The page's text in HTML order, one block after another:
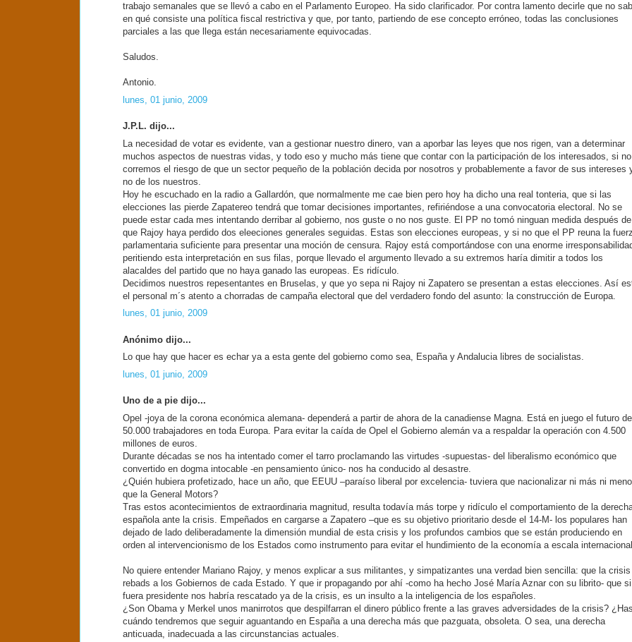
trabajo semanales que se llevó a cabo en el Parlamento Europeo. Ha sido clarificador. Por contra lamento decirle que no
en qué consiste una política fiscal restrictiva y que, por tanto, partiendo de ese concepto erróneo, todas las conclusiones
parciales a las que llega están necesariamente equivocadas.
Saludos.
Antonio.
lunes, 01 junio, 2009
J.P.L. dijo...
La necesidad de votar es evidente, van a gestionar nuestro dinero, van a aporbar las leyes que nos rigen, van a determinar
muchos aspectos de nuestras vidas, y todo eso y mucho más tiene que contar con la participación de los interesados, si no
corremos el riesgo de que un sector pequeño de la población decida por nosotros y probablemente a favor de sus intereses
no de los nuestros.
Hoy he escuchado en la radio a Gallardón, que normalmente me cae bien pero hoy ha dicho una real tonteria, que si las
elecciones las pierde Zapatereo tendrá que tomar decisiones importantes, refiriéndose a una convocatoria electoral. No se
puede estar cada mes intentando derribar al gobierno, nos guste o no nos guste. El PP no tomó ninguan medida después de
que Rajoy haya perdido dos eleeciones generales seguidas. Estas son elecciones europeas, y si no que el PP reuna la
parlamentaria suficiente para presentar una moción de censura. Rajoy está comportándose con una enorme
peritiendo esta interpretación en sus filas, porque llevado el argumento llevado a su extremos haría dimitir a todos los
alacaldes del partido que no haya ganado las europeas. Es ridículo.
Decidimos nuestros repesentantes en Bruselas, y que yo sepa ni Rajoy ni Zapatero se presentan a estas elecciones. Así
el personal m´s atento a chorradas de campaña electoral que del verdadero fondo del asunto: la construcción de Europa.
lunes, 01 junio, 2009
Anónimo dijo...
Lo que hay que hacer es echar ya a esta gente del gobierno como sea, España y Andalucia libres de socialistas.
lunes, 01 junio, 2009
Uno de a pie dijo...
Opel -joya de la corona económica alemana- dependerá a partir de ahora de la canadiense Magna. Está en juego el futuro de
50.000 trabajadores en toda Europa. Para evitar la caída de Opel el Gobierno alemán va a respaldar la operación con 4.500
millones de euros.
Durante décadas se nos ha intentado comer el tarro proclamando las virtudes -supuestas- del liberalismo económico que
convertido en dogma intocable -en pensamiento único- nos ha conducido al desastre.
¿Quién hubiera profetizado, hace un año, que EEUU –paraíso liberal por excelencia- tuviera que nacionalizar ni más ni
que la General Motors?
Tras estos acontecimientos de extraordinaria magnitud, resulta todavía más torpe y ridículo el comportamiento de la
española ante la crisis. Empeñados en cargarse a Zapatero –que es su objetivo prioritario desde el 14-M- los populares han
dejado de lado deliberadamente la dimensión mundial de esta crisis y los profundos cambios que se están produciendo en
orden al intervencionismo de los Estados como instrumento para evitar el hundimiento de la economía a escala internacional.
No quiere entender Mariano Rajoy, y menos explicar a sus militantes, y simpatizantes una verdad bien sencilla: que la crisis
rebads a los Gobiernos de cada Estado. Y que ir propagando por ahí -como ha hecho José María Aznar con su librito- que
fuera presidente nos habría rescatado ya de la crisis, es un insulto a la inteligencia de los españoles.
¿Son Obama y Merkel unos manirrotos que despilfarran el dinero público frente a las graves adversidades de la crisis?
cuándo tendremos que seguir aguantando en España a una derecha más que pazguata, obsoleta. O sea, una derecha
anticuada, inadecuada a las circunstancias actuales.